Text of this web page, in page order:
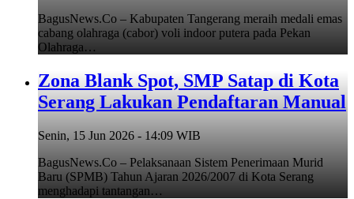
BagusNews.Co – Kabupaten Tangerang meraih medali emas
cabang olahraga (cabor) voli indoor putera pada Pekan
Olahraga…
Zona Blank Spot, SMP Satap di Kota
Serang Lakukan Pendaftaran Manual
Senin, 15 Jun 2026 - 14:09 WIB
BagusNews.Co – Pelaksanaan Sistem Penerimaan Murid
Baru (SPMB) Tahun Ajaran 2026/2007 di Kota Serang
menghadapi tantangan…